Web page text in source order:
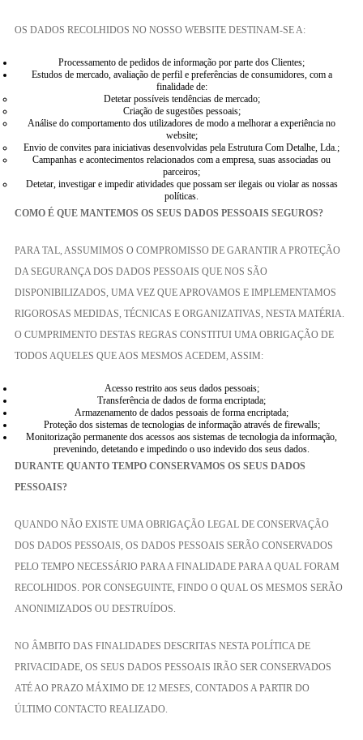
OS DADOS RECOLHIDOS NO NOSSO WEBSITE DESTINAM-SE A:
Processamento de pedidos de informação por parte dos Clientes;
Estudos de mercado, avaliação de perfil e preferências de consumidores, com a
finalidade de:
Detetar possíveis tendências de mercado;
Criação de sugestões pessoais;
Análise do comportamento dos utilizadores de modo a melhorar a experiência no
website;
Envio de convites para iniciativas desenvolvidas pela Estrutura Com Detalhe, Lda.;
Campanhas e acontecimentos relacionados com a empresa, suas associadas ou
parceiros;
Detetar, investigar e impedir atividades que possam ser ilegais ou violar as nossas
políticas.
COMO É QUE MANTEMOS OS SEUS DADOS PESSOAIS SEGUROS?
PARA TAL, ASSUMIMOS O COMPROMISSO DE GARANTIR A PROTEÇÃO
DA SEGURANÇA DOS DADOS PESSOAIS QUE NOS SÃO
DISPONIBILIZADOS, UMA VEZ QUE APROVAMOS E IMPLEMENTAMOS
RIGOROSAS MEDIDAS, TÉCNICAS E ORGANIZATIVAS, NESTA MATÉRIA.
O CUMPRIMENTO DESTAS REGRAS CONSTITUI UMA OBRIGAÇÃO DE
TODOS AQUELES QUE AOS MESMOS ACEDEM, ASSIM:
Acesso restrito aos seus dados pessoais;
Transferência de dados de forma encriptada;
Armazenamento de dados pessoais de forma encriptada;
Proteção dos sistemas de tecnologias de informação através de firewalls;
Monitorização permanente dos acessos aos sistemas de tecnologia da informação,
prevenindo, detetando e impedindo o uso indevido dos seus dados.
DURANTE QUANTO TEMPO CONSERVAMOS OS SEUS DADOS
PESSOAIS?
QUANDO NÃO EXISTE UMA OBRIGAÇÃO LEGAL DE CONSERVAÇÃO
DOS DADOS PESSOAIS, OS DADOS PESSOAIS SERÃO CONSERVADOS
PELO TEMPO NECESSÁRIO PARA A FINALIDADE PARA A QUAL FORAM
RECOLHIDOS. POR CONSEGUINTE, FINDO O QUAL OS MESMOS SERÃO
ANONIMIZADOS OU DESTRUÍDOS.
NO ÂMBITO DAS FINALIDADES DESCRITAS NESTA POLÍTICA DE
PRIVACIDADE, OS SEUS DADOS PESSOAIS IRÃO SER CONSERVADOS
ATÉ AO PRAZO MÁXIMO DE 12 MESES, CONTADOS A PARTIR DO
ÚLTIMO CONTACTO REALIZADO.